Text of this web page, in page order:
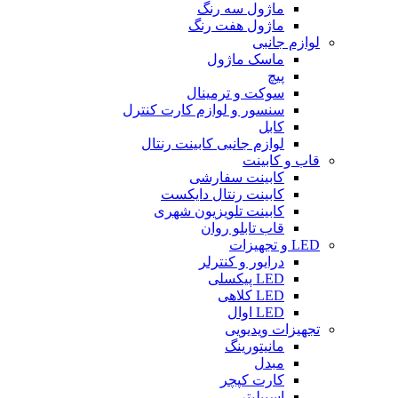
ماژول سه رنگ
ماژول هفت رنگ
لوازم جانبی
ماسک ماژول
سوکت و ترمینال
سنسور و لوازم کارت کنترل
لوازم جانبی کابینت رنتال
قاب و کابینت
کابینت سفارشی
کابینت رنتال دایکست
کابینت تلویزیون شهری
قاب تابلو روان
درایور و کنترلر
تجهیزات ویدیویی
مانیتورینگ
کارت کپچر